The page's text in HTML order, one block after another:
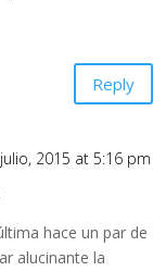
Reply
2015 at 5:16 pm
hace un par de
alucinante la